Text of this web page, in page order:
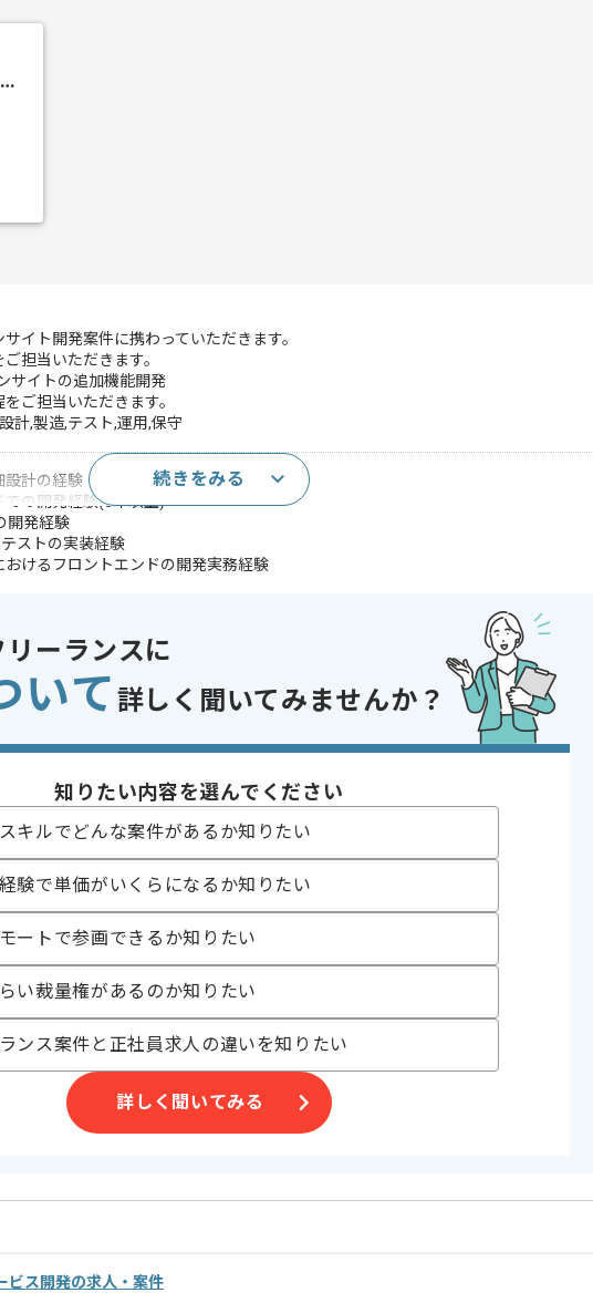
サイト開発案件に携わっていただきます。
担当いただきます。
サイトの追加機能開発
ご担当いただきます。
計,製造,テスト,運用,保守
設計の経験
での開発経験(5年以上)
開発経験
ストの実装経験
おけるフロントエンドの開発実務経験
クエンド(Node.js)の開発経験
キルをお持ちであれば申し込み可能なケースもございます！まずはお気軽にご相談ください！
ECサイト
Webサイト
20代活躍中 , 30代活躍中
有
140時間〜180時間
15日
います。
ができます。
、
ございます。
続きをみる
ーランスに
いて 詳しく聞いてみませんか？
知りたい内容を選んでください
キルでどんな案件があるか知りたい
験で単価がいくらになるか知りたい
ートで参画できるか知りたい
い裁量権があるのか知りたい
ンス案件と正社員求人の違いを知りたい
詳しく聞いてみる
ビス開発の求人・案件